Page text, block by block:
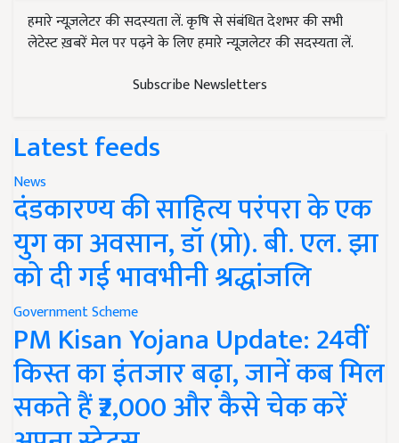
हमारे न्यूज़लेटर की सदस्यता लें. कृषि से संबंधित देशभर की सभी
लेटेस्ट ख़बरें मेल पर पढ़ने के लिए हमारे न्यूज़लेटर की सदस्यता लें.
Subscribe Newsletters
Latest feeds
News
दंडकारण्य की साहित्य परंपरा के एक
युग का अवसान, डॉ (प्रो). बी. एल. झा
को दी गई भावभीनी श्रद्धांजलि
Government Scheme
PM Kisan Yojana Update: 24वीं
किस्त का इंतजार बढ़ा, जानें कब मिल
सकते हैं ₹2,000 और कैसे चेक करें